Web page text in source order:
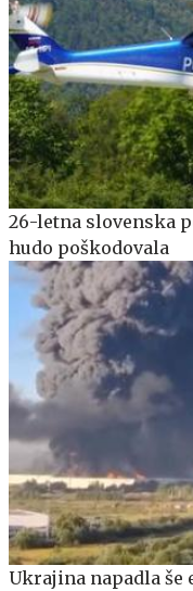
26-letna slovenska
hudo poškodovala
Ukrajina napadla še